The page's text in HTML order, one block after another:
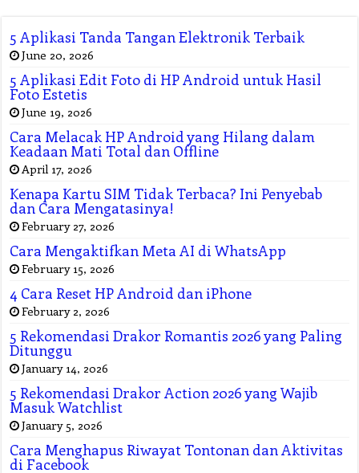
5 Aplikasi Tanda Tangan Elektronik Terbaik
June 20, 2026
5 Aplikasi Edit Foto di HP Android untuk Hasil
Foto Estetis
June 19, 2026
Cara Melacak HP Android yang Hilang dalam
Keadaan Mati Total dan Offline
April 17, 2026
Kenapa Kartu SIM Tidak Terbaca? Ini Penyebab
dan Cara Mengatasinya!
February 27, 2026
Cara Mengaktifkan Meta AI di WhatsApp
February 15, 2026
4 Cara Reset HP Android dan iPhone
February 2, 2026
5 Rekomendasi Drakor Romantis 2026 yang Paling
Ditunggu
January 14, 2026
5 Rekomendasi Drakor Action 2026 yang Wajib
Masuk Watchlist
January 5, 2026
Cara Menghapus Riwayat Tontonan dan Aktivitas
di Facebook